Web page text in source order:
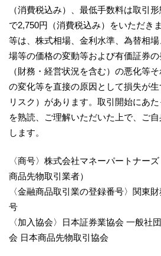
（消費税込み）、最低手数料は取引
で2,750円（消費税込み）をいただき
等は、株式相場、金利水準、為替相
場等の価格の変動等および有価証券
（財務・経営状況を含む）の悪化等
の変化等を直接の原因として損失が
リスク）があります。取引開始にあ
を熟読、ご理解いただいた上で、ご
します。
〈商号〉株式会社マネーパートナー
商品先物取引業者）
〈金融商品取引業の登録番号〉関東
号
〈加入協会〉日本証券業協会 一般社
会 日本商品先物取引協会